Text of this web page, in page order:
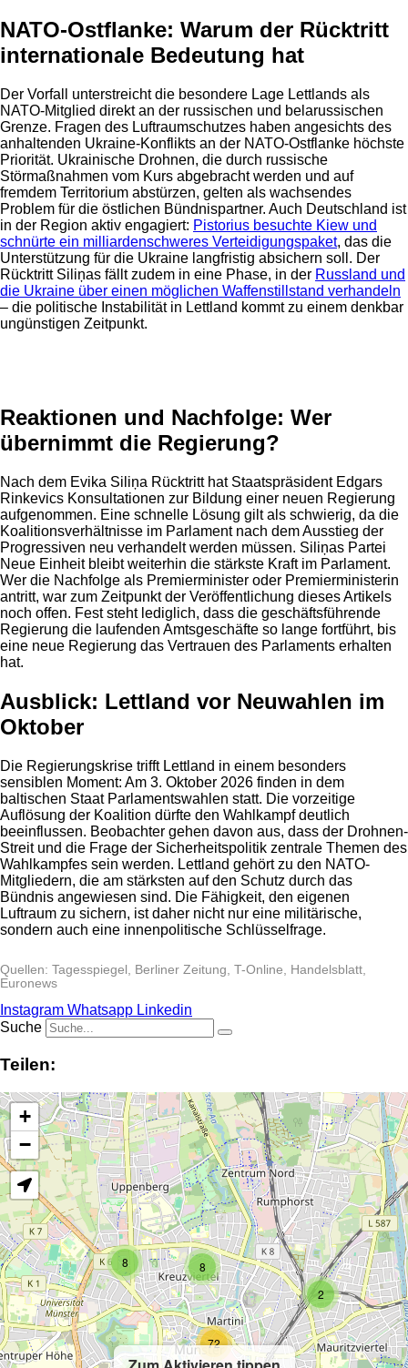
NATO-Ostflanke: Warum der Rücktritt
internationale Bedeutung hat
Der Vorfall unterstreicht die besondere Lage Lettlands als
NATO-Mitglied direkt an der russischen und belarussischen
Grenze. Fragen des Luftraumschutzes haben angesichts des
anhaltenden Ukraine-Konflikts an der NATO-Ostflanke höchste
Priorität. Ukrainische Drohnen, die durch russische
Störmaßnahmen vom Kurs abgebracht werden und auf
fremdem Territorium abstürzen, gelten als wachsendes
Problem für die östlichen Bündnispartner. Auch Deutschland ist
in der Region aktiv engagiert: Pistorius besuchte Kiew und
schnürte ein milliardenschweres Verteidigungspaket, das die
Unterstützung für die Ukraine langfristig absichern soll. Der
Rücktritt Siliņas fällt zudem in eine Phase, in der Russland und
die Ukraine über einen möglichen Waffenstillstand verhandeln
– die politische Instabilität in Lettland kommt zu einem denkbar
ungünstigen Zeitpunkt.
Reaktionen und Nachfolge: Wer
übernimmt die Regierung?
Nach dem Evika Siliņa Rücktritt hat Staatspräsident Edgars
Rinkevics Konsultationen zur Bildung einer neuen Regierung
aufgenommen. Eine schnelle Lösung gilt als schwierig, da die
Koalitionsverhältnisse im Parlament nach dem Ausstieg der
Progressiven neu verhandelt werden müssen. Siliņas Partei
Neue Einheit bleibt weiterhin die stärkste Kraft im Parlament.
Wer die Nachfolge als Premierminister oder Premierministerin
antritt, war zum Zeitpunkt der Veröffentlichung dieses Artikels
noch offen. Fest steht lediglich, dass die geschäftsführende
Regierung die laufenden Amtsgeschäfte so lange fortführt, bis
eine neue Regierung das Vertrauen des Parlaments erhalten
hat.
Ausblick: Lettland vor Neuwahlen im
Oktober
Die Regierungskrise trifft Lettland in einem besonders
sensiblen Moment: Am 3. Oktober 2026 finden in dem
baltischen Staat Parlamentswahlen statt. Die vorzeitige
Auflösung der Koalition dürfte den Wahlkampf deutlich
beeinflussen. Beobachter gehen davon aus, dass der Drohnen-
Streit und die Frage der Sicherheitspolitik zentrale Themen des
Wahlkampfes sein werden. Lettland gehört zu den NATO-
Mitgliedern, die am stärksten auf den Schutz durch das
Bündnis angewiesen sind. Die Fähigkeit, den eigenen
Luftraum zu sichern, ist daher nicht nur eine militärische,
sondern auch eine innenpolitische Schlüsselfrage.
Quellen: Tagesspiegel, Berliner Zeitung, T-Online, Handelsblatt,
Euronews
Instagram Whatsapp Linkedin
Suche
Teilen:
2
8 8
72
+
−